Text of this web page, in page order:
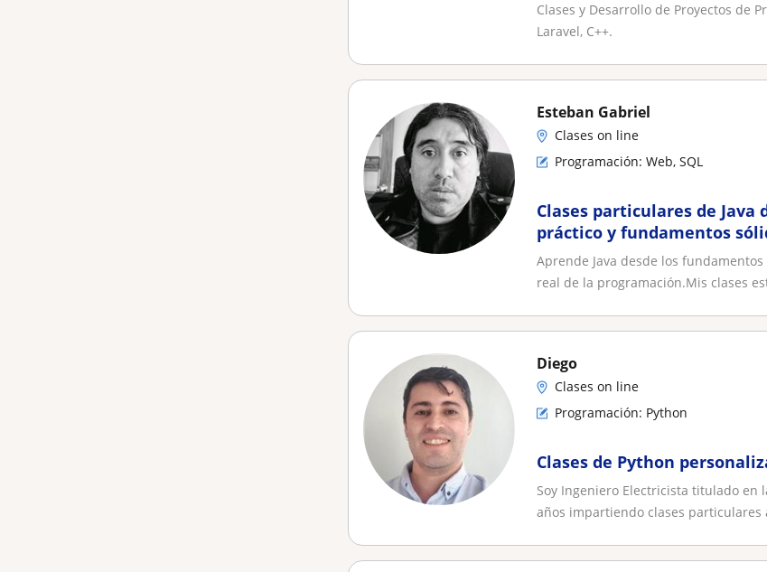
Clases y Desarrollo de Proyectos de
Laravel, C++.
Esteban Gabriel
Clases on line
Programación: Web, SQL
Clases particulares de Java
práctico y fundamentos
Aprende Java desde los
real de la programación.Mis clases
Diego
Clases on line
Programación: Python
Clases de Python
Soy Ingeniero Electricista titulado en
años impartiendo clases particulares